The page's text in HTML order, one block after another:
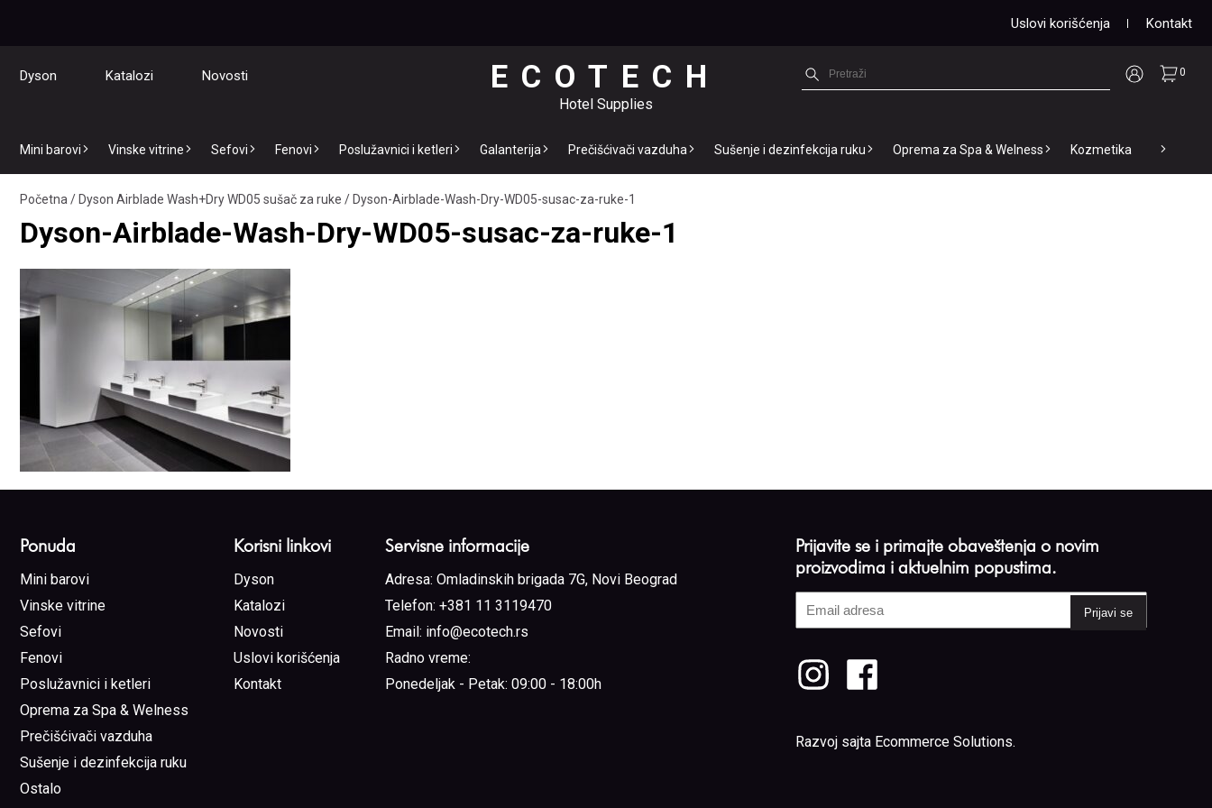
Uslovi korišćenja Kontakt
Dyson Katalozi Novosti ECOTECH
Hotel Supplies
0
Mini barovi Vinske vitrine Sefovi Fenovi Poslužavnici i ketleri Galanterija Prečišćivači vazduha Sušenje i dezinfekcija ruku Oprema za Spa & Welness Kozmetika
Početna /Dyson Airblade Wash+Dry WD05 sušač za ruke /Dyson-Airblade-Wash-Dry-WD05-susac-za-ruke-1
Dyson-Airblade-Wash-Dry-WD05-susac-za-ruke-1
Ponuda
Mini barovi
Vinske vitrine
Sefovi
Fenovi
Poslužavnici i ketleri
Oprema za Spa & Welness
Prečišćivači vazduha
Sušenje i dezinfekcija ruku
Ostalo
Korisni linkovi
Dyson
Katalozi
Novosti
Uslovi korišćenja
Kontakt
Servisne informacije
Adresa: Omladinskih brigada 7G, Novi Beograd
Telefon: +381 11 3119470
Email: info@ecotech.rs
Radno vreme:
Ponedeljak - Petak: 09:00 - 18:00h
Prijavite se i primajte obaveštenja o novim
proizvodima i aktuelnim popustima.
adresa
Razvoj sajta Ecommerce Solutions.